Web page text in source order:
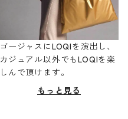
ゴージャスにLOQIを演出し、
カジュアル以外でもLOQIを楽
しんで頂けます。
もっと見る